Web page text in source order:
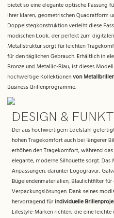
bietet so eine elegante optische Fassung
ihrer klaren, geometrischen Quadratform
Doppelstegkonstruktion verleiht diese
modischen Look, der perfekt zum
Metallstruktur sorgt für leichten
für den täglichen Gebrauch. Erhältlich in
Bronze und Metallic-Blau, ist dieses
hochwertige Kollektionenvon
Business-Brillenprogramme.
DESIGN &
Der aus hochwertigem Edelstahl
hohen Tragekomfort auch bei längerer
erhöhen den Tragekomfort, während
elegante, moderne Silhouette sorgt.
Anpassungen, darunter Logogravur,
Bügelendenmaterialien, Blaulichtfilter
Verpackungslösungen. Dank seines
hervorragend für individuelle
Lifestyle-Marken richten, die eine